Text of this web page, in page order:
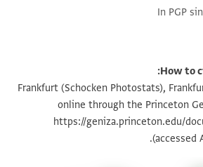
In PGP
How to
Frankfurt (Schocken Photostats),
online through the Princeton
https://geniza.princeton.edu/
(accessed